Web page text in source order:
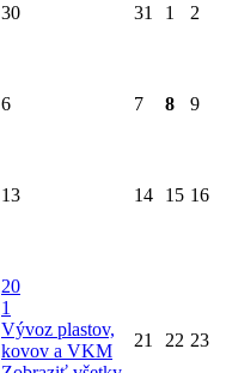
30 31 1 2
6 7 8 9
13 14 15 16
20
1
Vývoz plastov,
kovov a VKM
21 22 23